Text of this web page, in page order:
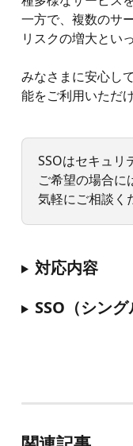
一方で、複数のサ
リスクの増大とい
みなさまに安心し
能をご利用いただけ
SSOはセキュリ
ご希望の場合に
気軽にご相談く
対応内容
SSO（シン